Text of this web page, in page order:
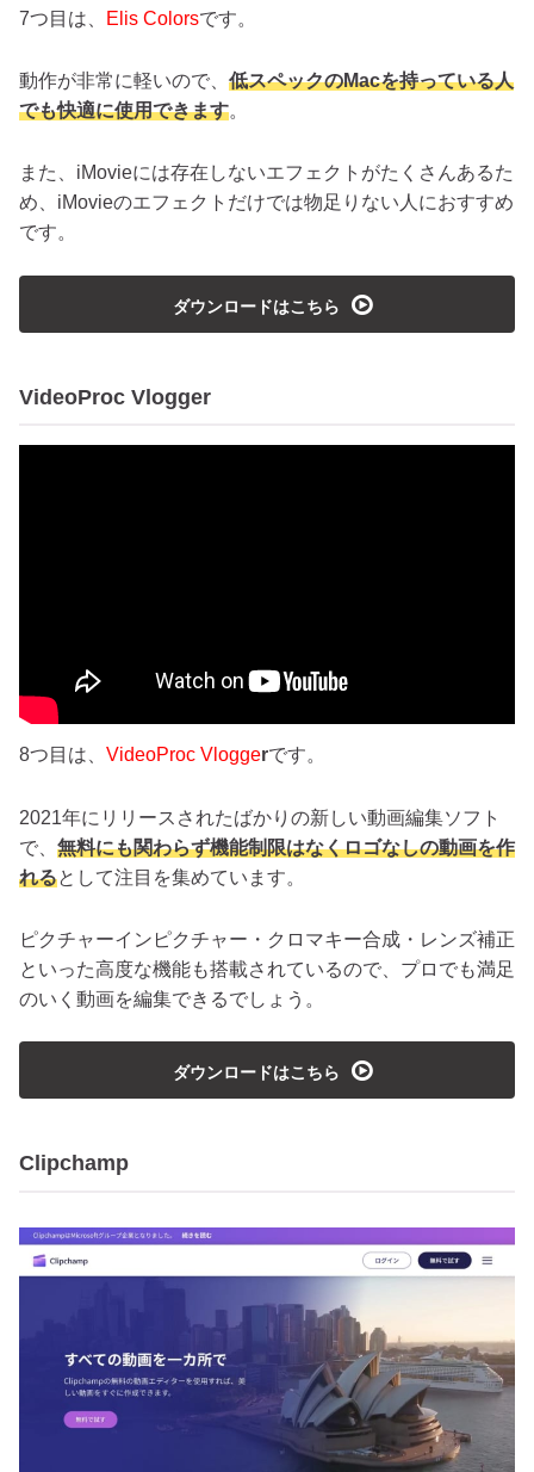
7つ目は、 Elis Colorsです。
動作が非常に軽いので、 低スペックのMacを持っている人
でも快適に使用できます。
また、iMovieには存在しないエフェクトがたくさんあるた
め、iMovieのエフェクトだけでは物足りない人におすすめ
です。
ダウンロードはこちら playmedia
VideoProc Vlogger
8つ目は、 VideoProc Vloggerです。
2021年にリリースされたばかりの新しい動画編集ソフト
で、 無料にも関わらず機能制限はなくロゴなしの動画を作
れるとして注目を集めています。
ピクチャーインピクチャー・クロマキー合成・レンズ補正
といった高度な機能も搭載されているので、プロでも満足
のいく動画を編集できるでしょう。
ダウンロードはこちら playmedia
Clipchamp